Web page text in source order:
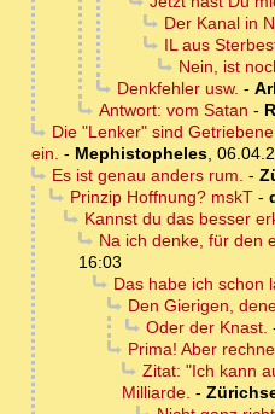
Der Kanal in
IL aus
Nein, ist
Denkfehler usw. -
Antwort: vom Satan -
Die "Lenker" sind
ein. - Mephistopheles,
Es ist genau anders rum. -
Prinzip Hoffnung? mskT-
Kannst du das besser
Na ich denke, für den
16:03
Das habe ich schon
Den Gierigen,
Oder der Knast.
Prima! Aber
Zitat: "Ich kann
Milliarde. -